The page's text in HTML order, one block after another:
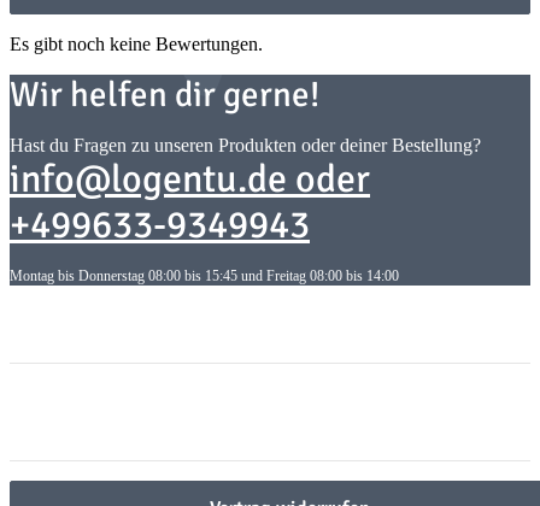
Es gibt noch keine Bewertungen.
Wir helfen dir gerne!
Hast du Fragen zu unseren Produkten oder deiner Bestellung?
info@logentu.de oder
+499633-9349943
Montag bis Donnerstag 08:00 bis 15:45 und Freitag 08:00 bis 14:00